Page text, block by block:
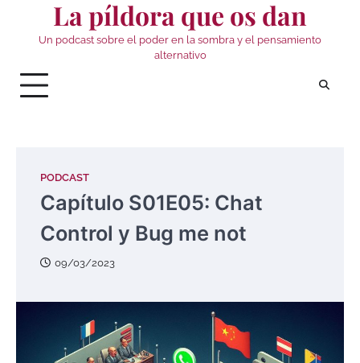
content
La píldora que os dan
Un podcast sobre el poder en la sombra y el pensamiento
alternativo
PODCAST
Capítulo S01E05: Chat
Control y Bug me not
09/03/2023